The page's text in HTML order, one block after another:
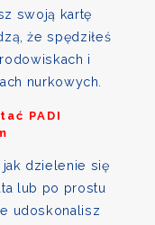
swoją kartę
że spędziłeś
i
nurkowych.
PADI
dzielenie się
lub po prostu
udoskonalisz